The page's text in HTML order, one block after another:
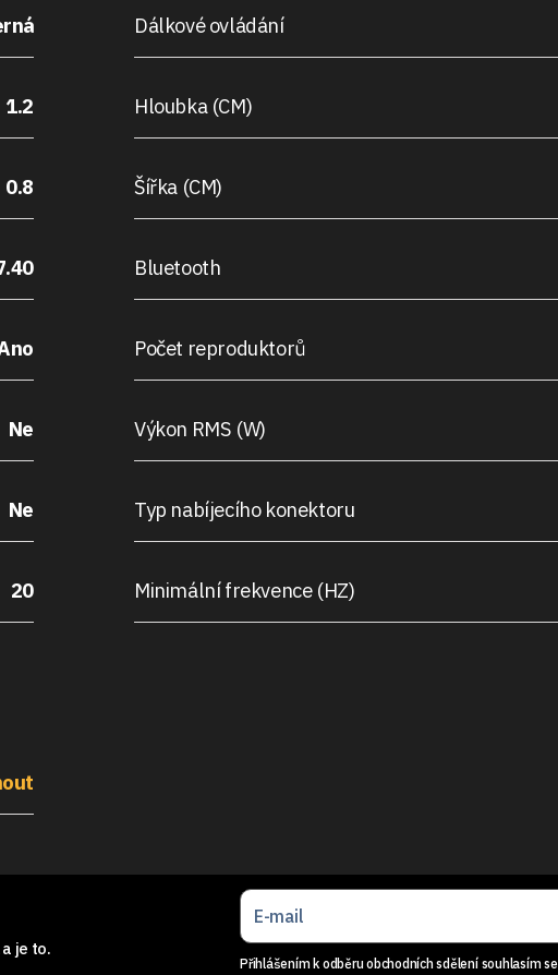
Dálkové ovládání
1.2 Hloubka (CM)
0.8 Šířka (CM)
Bluetooth
Počet reproduktorů
Ne Výkon RMS (W)
Ne Typ nabíjecího konektoru
20 Minimální frekvence (HZ)
je to.
Přihlášením k odběru obchodních sdělení souhlasím se